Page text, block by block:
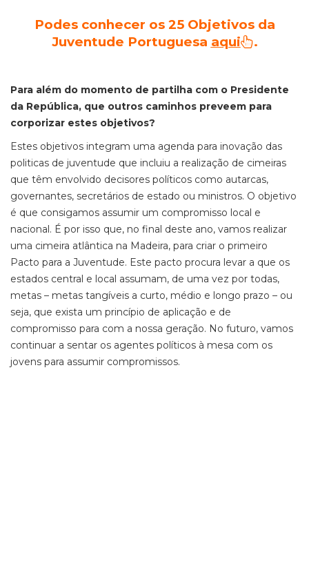
Podes conhecer os 25 Objetivos da
Juventude Portuguesa aqui .
Para além do momento de partilha com o Presidente
da República, que outros caminhos preveem para
corporizar estes objetivos?
Estes objetivos integram uma agenda para inovação das
politicas de juventude que incluiu a realização de cimeiras
que têm envolvido decisores políticos como autarcas,
governantes, secretários de estado ou ministros. O objetivo
é que consigamos assumir um compromisso local e
nacional. É por isso que, no final deste ano, vamos realizar
uma cimeira atlântica na Madeira, para criar o primeiro
Pacto para a Juventude. Este pacto procura levar a que os
estados central e local assumam, de uma vez por todas,
metas – metas tangíveis a curto, médio e longo prazo – ou
seja, que exista um princípio de aplicação e de
compromisso para com a nossa geração. No futuro, vamos
continuar a sentar os agentes políticos à mesa com os
jovens para assumir compromissos.